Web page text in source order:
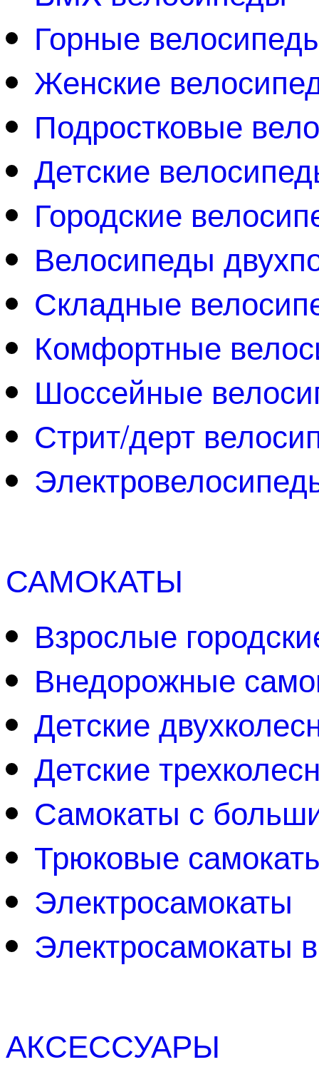
Горные
Женские
Подростковые
Детские
Городские
Велосипеды
Складные
Комфортные
Шоссейные
Стрит/дерт
САМОКАТЫ
Взрослые
Внедорожные
Детские
Детские
Самокаты с
Трюковые
Электросамокаты
Электросамокаты
АКСЕССУАРЫ